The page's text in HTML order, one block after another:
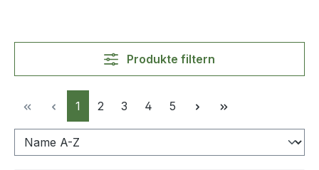
Produkte filtern
Seite
1 Seite
2 Seite
3 Seite
4 Seite
5